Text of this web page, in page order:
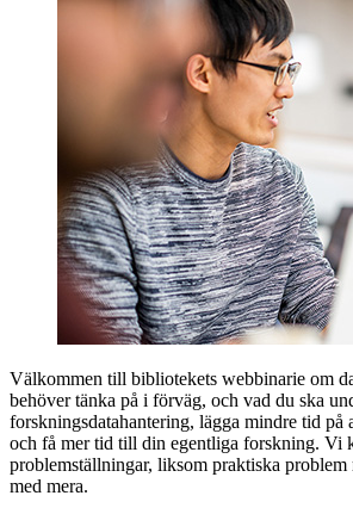
Välkommen till bibliotekets webbinarie om
behöver tänka på i förväg, och vad du ska
forskningsdatahantering, lägga mindre tid på
och få mer tid till din egentliga forskning. Vi
problemställningar, liksom praktiska
med mera.